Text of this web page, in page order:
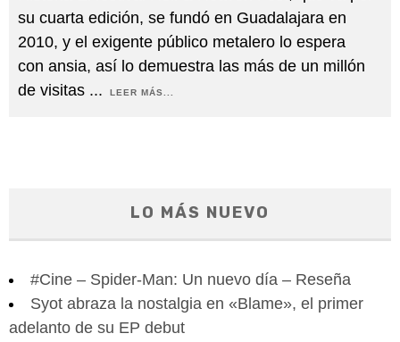
su cuarta edición, se fundó en Guadalajara en
2010, y el exigente público metalero lo espera
con ansia, así lo demuestra las más de un millón
de visitas ... LEER MÁS...
LO MÁS NUEVO
#Cine – Spider-Man: Un nuevo día – Reseña
Syot abraza la nostalgia en «Blame», el primer
adelanto de su EP debut